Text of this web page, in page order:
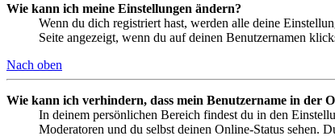
Wie kann ich meine Einstellungen ändern?
Wenn du dich registriert hast, werden alle deine
Seite angezeigt, wenn du auf deinen Benutzernamen
Nach oben
Wie kann ich verhindern, dass mein Benutzername in der
In deinem persönlichen Bereich findest du in den
Moderatoren und du selbst deinen Online-Status sehen.